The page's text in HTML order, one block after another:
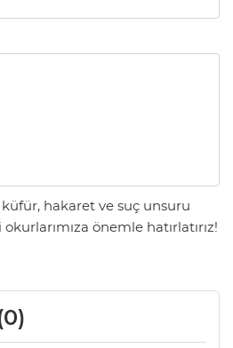
hakaret ve suç unsuru
önemle hatırlatırız!
0)